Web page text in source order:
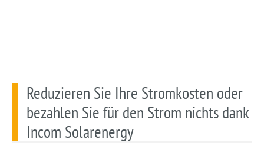
Reduzieren Sie Ihre Stromkosten oder
bezahlen Sie für den Strom nichts dank
Incom Solarenergy